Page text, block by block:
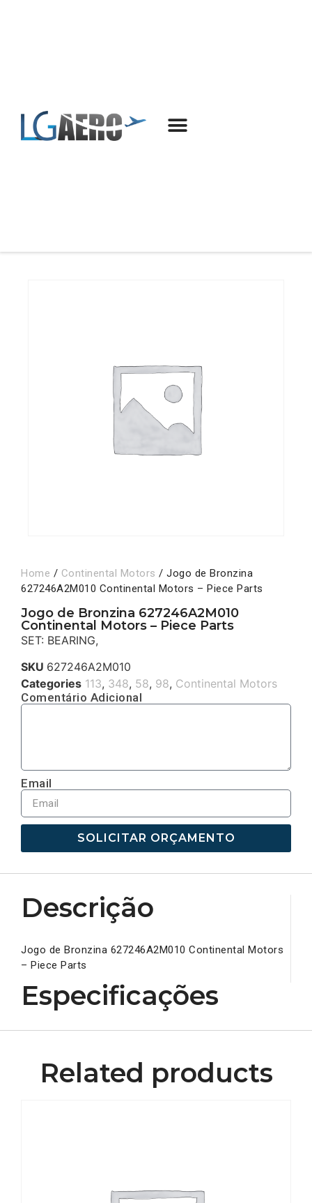
Home / Continental Motors / Jogo de Bronzina
627246A2M010 Continental Motors – Piece Parts
Jogo de Bronzina 627246A2M010
Continental Motors – Piece Parts
SET: BEARING,
SKU 627246A2M010
Categories 113, 348, 58, 98, Continental Motors
Comentário Adicional
Email
SOLICITAR ORÇAMENTO
Descrição
Jogo de Bronzina 627246A2M010 Continental Motors
– Piece Parts
Especificações
Related products